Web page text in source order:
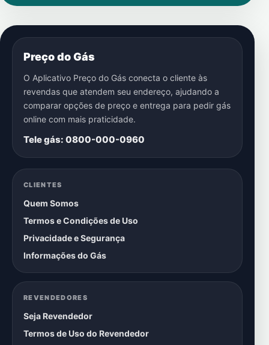
Preço do Gás
O Aplicativo Preço do Gás conecta o cliente às
revendas que atendem seu endereço, ajudando a
comparar opções de preço e entrega para pedir gás
online com mais praticidade.
Tele gás: 0800-000-0960
CLIENTES
Quem Somos
Termos e Condições de Uso
Privacidade e Segurança
Informações do Gás
REVENDEDORES
Seja Revendedor
Termos de Uso do Revendedor